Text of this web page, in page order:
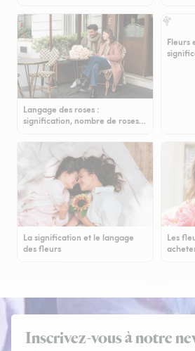
Langage des roses :
signification, nombre de roses…
Fleurs
La signification et le langage
des fleurs
Les
Inscrivez-vous à notre